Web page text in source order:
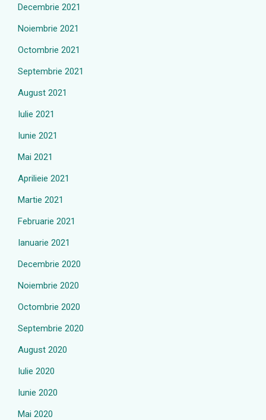
Decembrie 2021
Noiembrie 2021
Octombrie 2021
Septembrie 2021
August 2021
Iulie 2021
Iunie 2021
Mai 2021
Aprilieie 2021
Martie 2021
Februarie 2021
Ianuarie 2021
Decembrie 2020
Noiembrie 2020
Octombrie 2020
Septembrie 2020
August 2020
Iulie 2020
Iunie 2020
Mai 2020